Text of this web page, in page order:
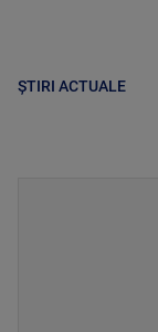
ȘTIRI ACTUALE